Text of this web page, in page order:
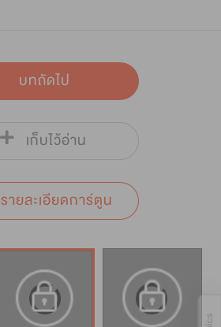
บทถัดไป
เก็บไว้อ่าน
รายละเอียดการ์ตูน